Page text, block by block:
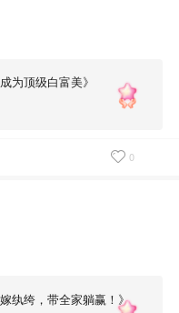
为顶级白富美》
0
纨绔，带全家躺赢！》